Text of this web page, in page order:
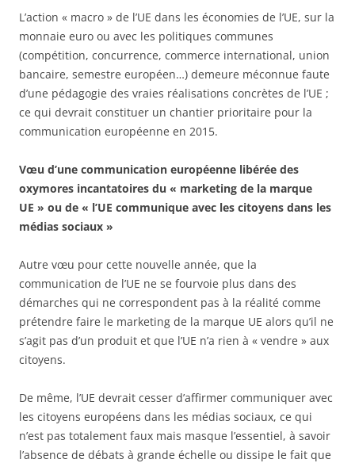
L’action « macro » de l’UE dans les économies de l’UE, sur la
monnaie euro ou avec les politiques communes
(compétition, concurrence, commerce international, union
bancaire, semestre européen…) demeure méconnue faute
d’une pédagogie des vraies réalisations concrètes de l’UE ;
ce qui devrait constituer un chantier prioritaire pour la
communication européenne en 2015.
Vœu d’une communication européenne libérée des
oxymores incantatoires du « marketing de la marque
UE » ou de « l’UE communique avec les citoyens dans les
médias sociaux »
Autre vœu pour cette nouvelle année, que la
communication de l’UE ne se fourvoie plus dans des
démarches qui ne correspondent pas à la réalité comme
prétendre faire le marketing de la marque UE alors qu’il ne
s’agit pas d’un produit et que l’UE n’a rien à « vendre » aux
citoyens.
De même, l’UE devrait cesser d’affirmer communiquer avec
les citoyens européens dans les médias sociaux, ce qui
n’est pas totalement faux mais masque l’essentiel, à savoir
l’absence de débats à grande échelle ou dissipe le fait que